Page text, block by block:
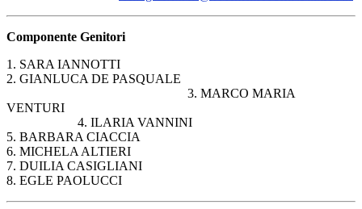
Componente Genitori
1. SARA IANNOTTI
2. GIANLUCA DE PASQUALE
3. MARCO MARIA
VENTURI
4. ILARIA VANNINI
5. BARBARA CIACCIA
6. MICHELA ALTIERI
7. DUILIA CASIGLIANI
8. EGLE PAOLUCCI